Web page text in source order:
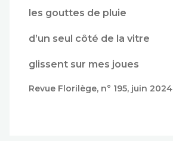
les gouttes de pluie
d’un seul côté de la vitre
glissent sur mes joues
Revue Florilège, n° 195, juin 2024